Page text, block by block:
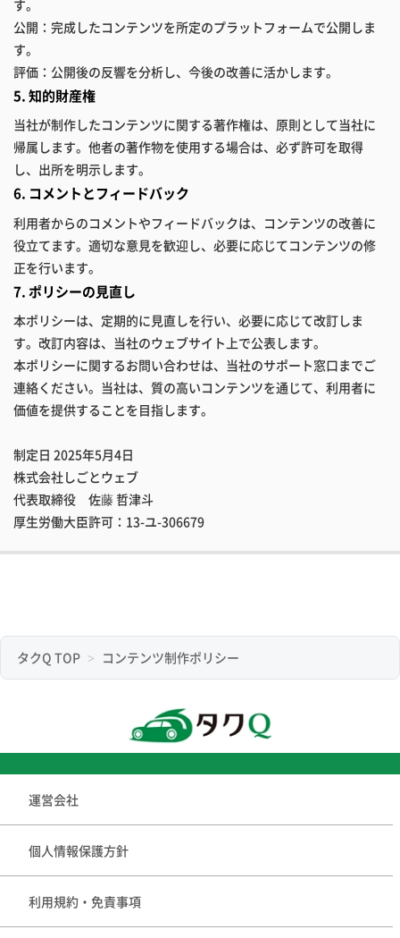
す。
公開：完成したコンテンツを所定のプラットフォームで公開しま
す。
評価：公開後の反響を分析し、今後の改善に活かします。
5. 知的財産権
当社が制作したコンテンツに関する著作権は、原則として当社に
帰属します。他者の著作物を使用する場合は、必ず許可を取得
し、出所を明示します。
6. コメントとフィードバック
利用者からのコメントやフィードバックは、コンテンツの改善に
役立てます。適切な意見を歓迎し、必要に応じてコンテンツの修
正を行います。
7. ポリシーの見直し
本ポリシーは、定期的に見直しを行い、必要に応じて改訂しま
す。改訂内容は、当社のウェブサイト上で公表します。
本ポリシーに関するお問い合わせは、当社のサポート窓口までご
連絡ください。当社は、質の高いコンテンツを通じて、利用者に
価値を提供することを目指します。
制定日 2025年5月4日
株式会社しごとウェブ
代表取締役 佐藤 哲津斗
厚生労働大臣許可：13-ユ-306679
タクQ TOP コンテンツ制作ポリシー
運営会社
個人情報保護方針
利用規約・免責事項